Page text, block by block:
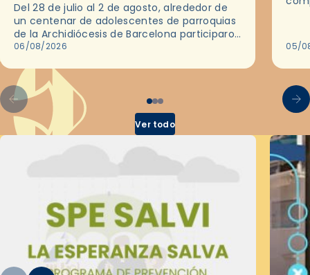
Del 28 de julio al 2 de agosto, alrededor de
un centenar de adolescentes de parroquias
de la Archidiócesis de Barcelona participaron
en las convivencias Be Apostle, organizadas
06/08/2026 05/
Ver todo